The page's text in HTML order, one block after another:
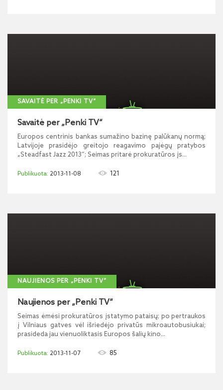
SAVAITĖ PER „PENKI TV“
Savaitė per „Penki TV“
Europos centrinis bankas sumažino bazinę palūkanų normą;
Latvijoje prasidėjo greitojo reagavimo pajėgų pratybos
„Steadfast Jazz 2013“; Seimas pritarė prokuratūros įs...
2013-11-08 121
NAUJIENOS PER „PENKI TV“
Naujienos per „Penki TV“
Seimas ėmėsi prokuratūros įstatymo pataisų; po pertraukos
į Vilniaus gatves vėl išriedėjo privatūs mikroautobusiukai;
prasideda jau vienuoliktasis Europos šalių kino...
2013-11-07 85